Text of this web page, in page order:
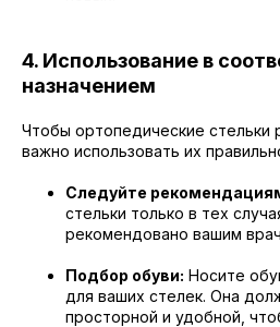
4. Использование в
назначением
Чтобы ортопедические стельки
важно использовать их
Следуйте
стельки только в тех
рекомендовано вашим
Подбор обуви: Носите
для ваших стелек. Она
просторной и удобной,